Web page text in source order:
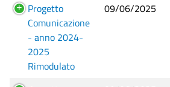
Progetto
Comunicazione
- anno 2024-
2025
Rimodulato
09/06/2025